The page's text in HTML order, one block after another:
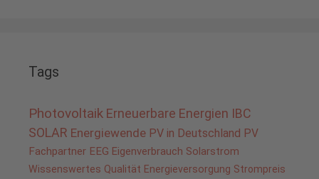
Tags
Photovoltaik Erneuerbare Energien IBC
SOLAR Energiewende PV in Deutschland PV
Fachpartner EEG Eigenverbrauch Solarstrom
Wissenswertes Qualität Energieversorgung Strompreis